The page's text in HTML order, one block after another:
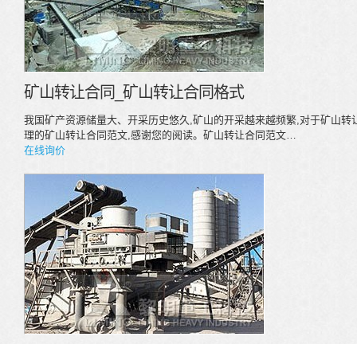
矿山转让合同_矿山转让合同格式
我国矿产资源储量大、开采历史悠久,矿山的开采越来越频繁,对于矿山
理的矿山转让合同范文,感谢您的阅读。矿山转让合同范文…
在线询价